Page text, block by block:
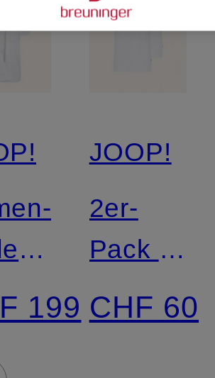
199
JOOP!
2er-
Pack V-
Shirts
CHF 60